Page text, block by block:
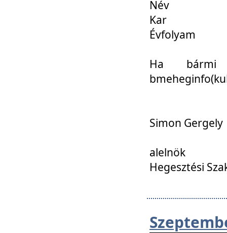
Név
Kar
Évfolyam
Ha
Simon Gergely
alelnök
Hegesztési